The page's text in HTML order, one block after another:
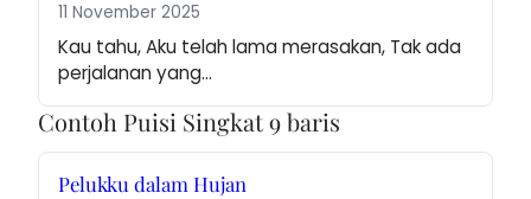
11 November 2025
Kau tahu, Aku telah lama merasakan, Tak ada
perjalanan yang…
Contoh Puisi Singkat 9 baris
Pelukku dalam Hujan